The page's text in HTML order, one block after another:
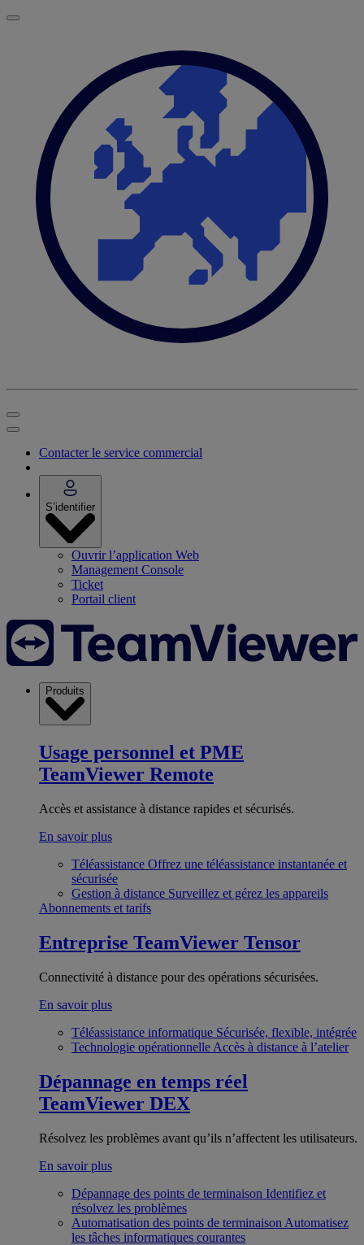
Contacter le service commercial
S’identifier
Ouvrir l’application Web
Management Console
Ticket
Portail client
Produits
Usage personnel et PME
TeamViewer Remote
Accès et assistance à distance rapides et sécurisés.
En savoir plus
Téléassistance Offrez une téléassistance instantanée et
sécurisée
Gestion à distance Surveillez et gérez les appareils
Abonnements et tarifs
Entreprise TeamViewer Tensor
Connectivité à distance pour des opérations sécurisées.
En savoir plus
Téléassistance informatique Sécurisée, flexible, intégrée
Technologie opérationnelle Accès à distance à l’atelier
Dépannage en temps réel
TeamViewer DEX
Résolvez les problèmes avant qu’ils n’affectent les utilisateurs.
En savoir plus
Dépannage des points de terminaison Identifiez et
résolvez les problèmes
Automatisation des points de terminaison Automatisez
les tâches informatiques courantes